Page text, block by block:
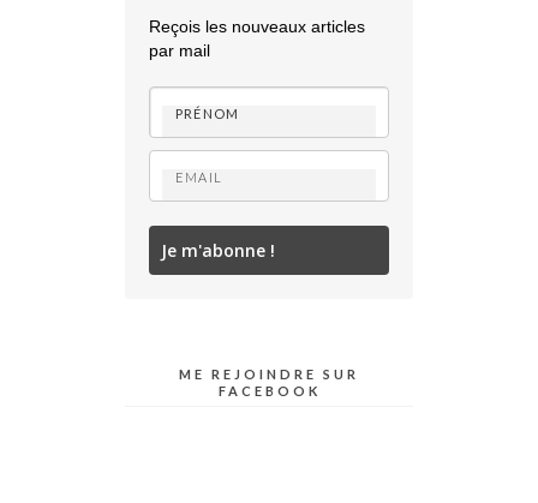
Reçois les nouveaux articles
par mail
Je m'abonne !
ME REJOINDRE SUR
FACEBOOK